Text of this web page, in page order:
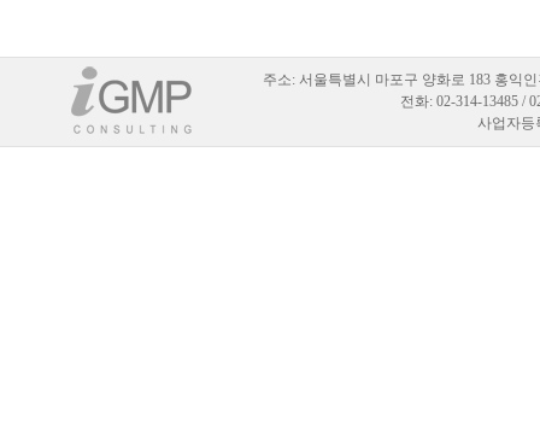
주소: 서울특별시 마포구 양화로 183 홍익
전화: 02-314-13485 /
사업자등